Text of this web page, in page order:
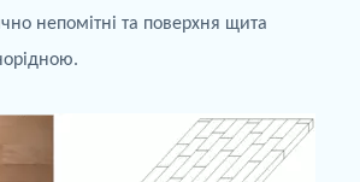
непомітні та поверхня щита